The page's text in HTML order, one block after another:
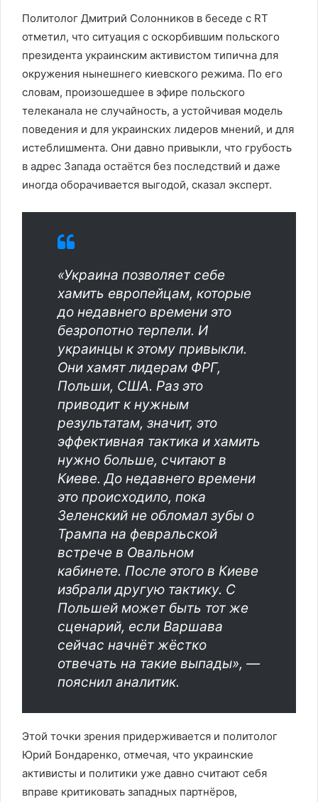
Политолог Дмитрий Солонников в беседе с RT
отметил, что ситуация с оскорбившим польского
президента украинским активистом типична для
окружения нынешнего киевского режима. По его
словам, произошедшее в эфире польского
телеканала не случайность, а устойчивая модель
поведения и для украинских лидеров мнений, и для
истеблишмента. Они давно привыкли, что грубость
в адрес Запада остаётся без последствий и даже
иногда оборачивается выгодой, сказал эксперт.
«Украина позволяет себе
хамить европейцам, которые
до недавнего времени это
безропотно терпели. И
украинцы к этому привыкли.
Они хамят лидерам ФРГ,
Польши, США. Раз это
приводит к нужным
результатам, значит, это
эффективная тактика и хамить
нужно больше, считают в
Киеве. До недавнего времени
это происходило, пока
Зеленский не обломал зубы о
Трампа на февральской
встрече в Овальном
кабинете. После этого в Киеве
избрали другую тактику. С
Польшей может быть тот же
сценарий, если Варшава
сейчас начнёт жёстко
отвечать на такие выпады», —
пояснил аналитик.
Этой точки зрения придерживается и политолог
Юрий Бондаренко, отмечая, что украинские
активисты и политики уже давно считают себя
вправе критиковать западных партнёров,